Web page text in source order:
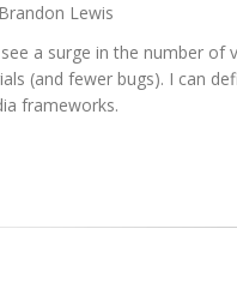
Lewis
a surge in the number
(and fewer bugs). I can
frameworks.